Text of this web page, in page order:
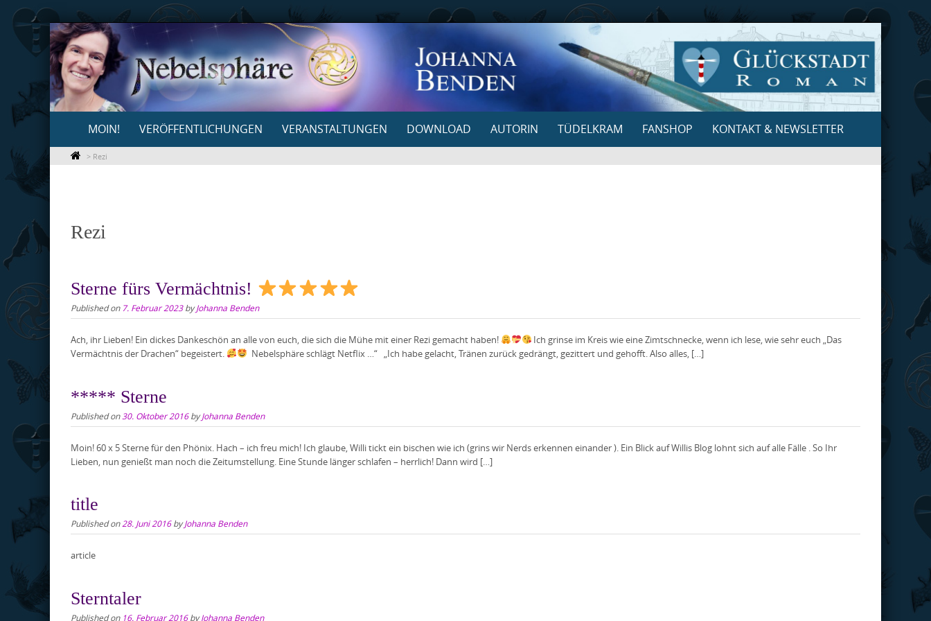
Skip
to
content
content
MOIN! VERÖFFENTLICHUNGEN VERANSTALTUNGEN DOWNLOAD AUTORIN TÜDELKRAM FANSHOP KONTAKT & NEWSLETTER
> Rezi
Rezi
Sterne fürs Vermächtnis!
Published on 7. Februar 2023byJohanna Benden
Ach, ihr Lieben! Ein dickes Dankeschön an alle von euch, die sich die Mühe mit einer Rezi gemacht haben!
Ich grinse im Kreis wie eine Zimtschnecke, wenn ich lese, wie sehr euch „Das
Vermächtnis der Drachen“ begeistert.
Nebelsphäre schlägt Netflix …“ „Ich habe gelacht, Tränen zurück gedrängt, gezittert und gehofft. Also alles, […]
***** Sterne
Published on 30. Oktober 2016byJohanna Benden
Moin! 60 x 5 Sterne für den Phönix. Hach – ich freu mich! Ich glaube, Willi tickt ein bischen wie ich (grins wir Nerds erkennen einander ). Ein Blick auf Willis Blog lohnt sich auf alle Fälle . So Ihr
Lieben, nun genießt man noch die Zeitumstellung. Eine Stunde länger schlafen – herrlich! Dann wird […]
title
Published on28. Juni 2016byJohanna Benden
article
Sterntaler
Published on 16. Februar 2016byJohanna Benden